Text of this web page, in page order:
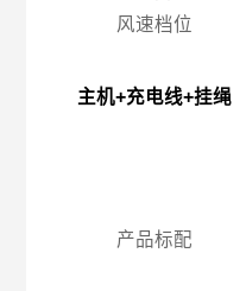
风速档位
主机+充电线+挂绳
产品标配